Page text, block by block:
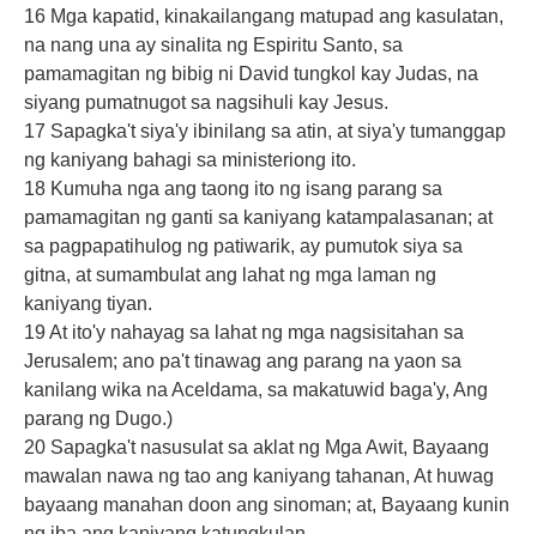
16 Mga kapatid, kinakailangang matupad ang kasulatan,
na nang una ay sinalita ng Espiritu Santo, sa
pamamagitan ng bibig ni David tungkol kay Judas, na
siyang pumatnugot sa nagsihuli kay Jesus.
17 Sapagka't siya'y ibinilang sa atin, at siya'y tumanggap
ng kaniyang bahagi sa ministeriong ito.
18 Kumuha nga ang taong ito ng isang parang sa
pamamagitan ng ganti sa kaniyang katampalasanan; at
sa pagpapatihulog ng patiwarik, ay pumutok siya sa
gitna, at sumambulat ang lahat ng mga laman ng
kaniyang tiyan.
19 At ito'y nahayag sa lahat ng mga nagsisitahan sa
Jerusalem; ano pa't tinawag ang parang na yaon sa
kanilang wika na Aceldama, sa makatuwid baga'y, Ang
parang ng Dugo.)
20 Sapagka't nasusulat sa aklat ng Mga Awit, Bayaang
mawalan nawa ng tao ang kaniyang tahanan, At huwag
bayaang manahan doon ang sinoman; at, Bayaang kunin